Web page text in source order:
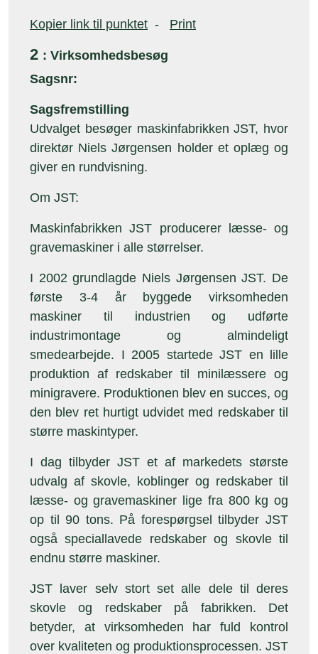
Kopier link til punktet - Print
2 : Virksomhedsbesøg
Sagsnr:
Sagsfremstilling
Udvalget besøger maskinfabrikken JST, hvor
direktør Niels Jørgensen holder et oplæg og
giver en rundvisning.
Om JST:
Maskinfabrikken JST producerer læsse- og
gravemaskiner i alle størrelser.
I 2002 grundlagde Niels Jørgensen JST. De
første 3-4 år byggede virksomheden
maskiner til industrien og udførte
industrimontage og almindeligt
smedearbejde. I 2005 startede JST en lille
produktion af redskaber til minilæssere og
minigravere. Produktionen blev en succes, og
den blev ret hurtigt udvidet med redskaber til
større maskintyper.
I dag tilbyder JST et af markedets største
udvalg af skovle, koblinger og redskaber til
læsse- og gravemaskiner lige fra 800 kg og
op til 90 tons. På forespørgsel tilbyder JST
også speciallavede redskaber og skovle til
endnu større maskiner.
JST laver selv stort set alle dele til deres
skovle og redskaber på fabrikken. Det
betyder, at virksomheden har fuld kontrol
over kvaliteten og produktionsprocessen. JST